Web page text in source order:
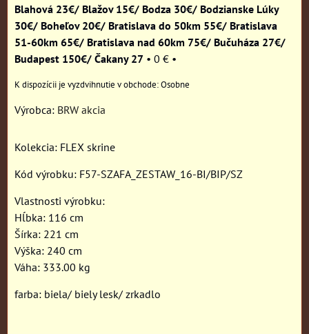
Blahová 23€/ Blažov 15€/ Bodza 30€/ Bodzianske Lúky
30€/ Boheľov 20€/ Bratislava do 50km 55€/ Bratislava
51-60km 65€/ Bratislava nad 60km 75€/ Bučuháza 27€/
Budapest 150€/ Čakany 27 • 0 € •
Osobne
Výrobca: BRW akcia
Kolekcia: FLEX skrine
Kód výrobku: F57-SZAFA_ZESTAW_16-BI/BIP/SZ
Vlastnosti výrobku:
Hĺbka: 116 cm
Šírka: 221 cm
Výška: 240 cm
Váha: 333.00 kg
farba: biela/ biely lesk/ zrkadlo